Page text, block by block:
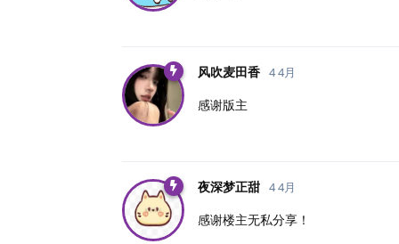
风吹麦田香 4 4月
感谢版主
夜深梦正甜 4 4月
感谢楼主无私分享！